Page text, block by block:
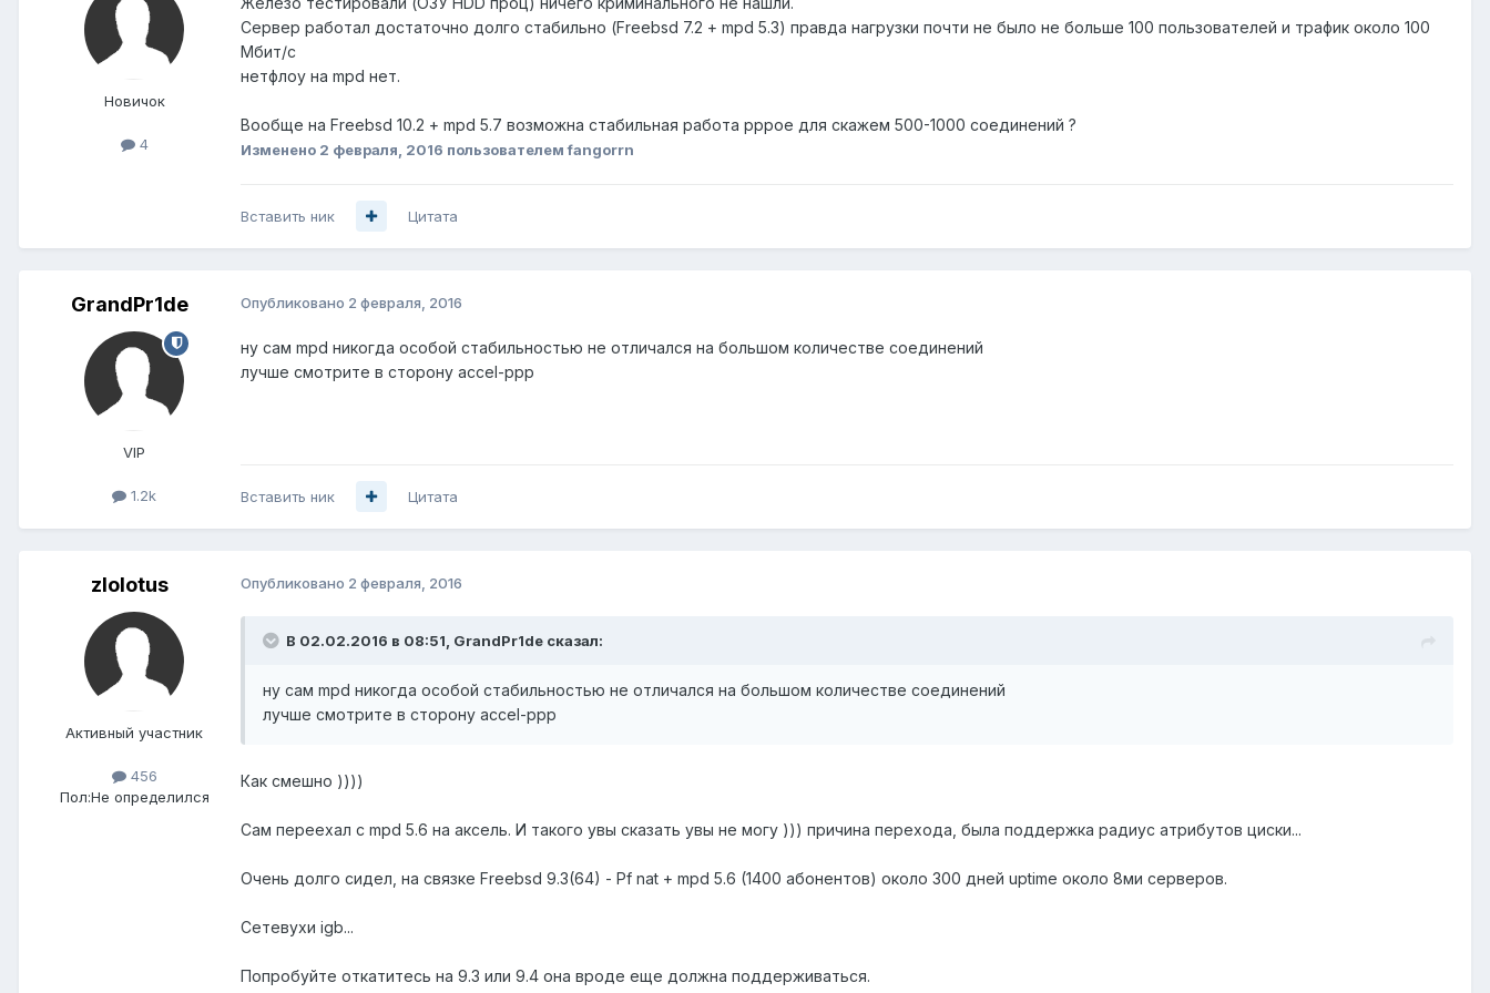
Новичок
4
Сервер работал достаточно долго стабильно (Freebsd 7.2 + mpd 5.3) правда нагрузки почти не было не больше 100 пользователей и трафик около 100
Мбит/с
нетфлоу на mpd нет.
Вообще на Freebsd 10.2 + mpd 5.7 возможна стабильная работа pppoe для скажем 500-1000 соединений ?
Изменено 2 февраля, 2016 пользователем fangorrn
Вставить ник Цитата
GrandPr1de
VIP
1.2k
Опубликовано 2 февраля, 2016
ну сам mpd никогда особой стабильностью не отличался на большом количестве соединений
лучше смотрите в сторону accel-ppp
Вставить ник Цитата
zlolotus
Активный участник
456
Пол:Не определился
Опубликовано 2 февраля, 2016
В 02.02.2016 в 08:51, GrandPr1de сказал:
ну сам mpd никогда особой стабильностью не отличался на большом количестве соединений
лучше смотрите в сторону accel-ppp
Как смешно ))))
Сам переехал с mpd 5.6 на аксель. И такого увы сказать увы не могу ))) причина перехода, была поддержка радиус атрибутов циски...
Очень долго сидел, на связке Freebsd 9.3(64) - Pf nat + mpd 5.6 (1400 абонентов) около 300 дней uptime около 8ми серверов.
Сетевухи igb...
Попробуйте откатитесь на 9.3 или 9.4 она вроде еще должна поддерживаться.